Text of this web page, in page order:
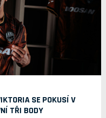
SE POKUSÍ V
TŘI BODY